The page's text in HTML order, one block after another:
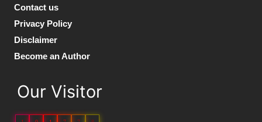
Contact us
Privacy Policy
Disclaimer
Become an Author
Our Visitor